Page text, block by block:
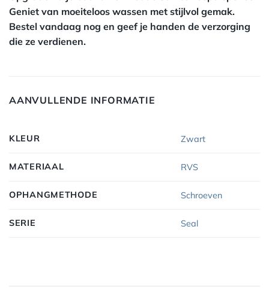
Geniet van moeiteloos wassen met stijlvol gemak.
Bestel vandaag nog en geef je handen de verzorging
die ze verdienen.
AANVULLENDE INFORMATIE
KLEUR Zwart
MATERIAAL RVS
OPHANGMETHODE Schroeven
SERIE Seal